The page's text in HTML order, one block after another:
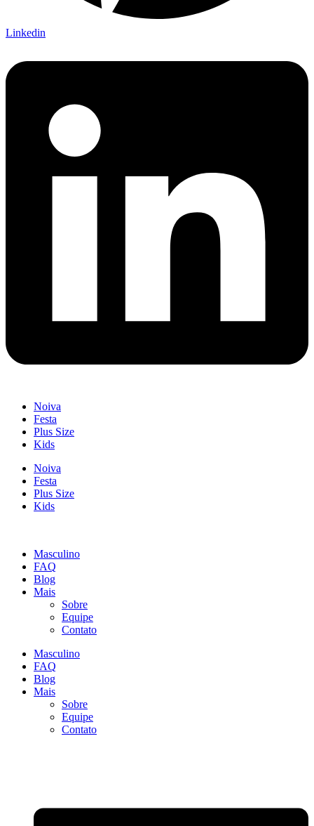
Linkedin
Noiva
Festa
Plus Size
Kids
Noiva
Festa
Plus Size
Kids
Masculino
FAQ
Blog
Mais
Sobre
Equipe
Contato
Masculino
FAQ
Blog
Mais
Sobre
Equipe
Contato